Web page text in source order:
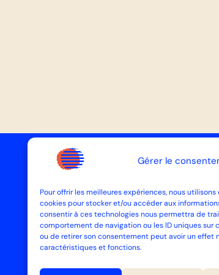
Gérer le
Pour offrir les meilleures expériences, nous
cookies pour stocker et/ou accéder aux
consentir à ces technologies nous permettra de
comportement de navigation ou les ID uniques sur
ou de retirer son consentement peut avoir un effet
caractéristiques et fonctions.
Agence SMÄK
11 bd François Blancho
44200 Nantes
02 40 76 14 01
SUIVEZ-NOUS